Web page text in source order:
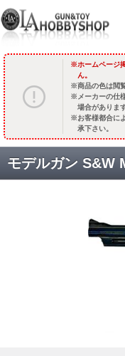
ホームページ
ん。
商品の色は閲
メーカーの仕
場合があります
お客様都合に
承下さい。